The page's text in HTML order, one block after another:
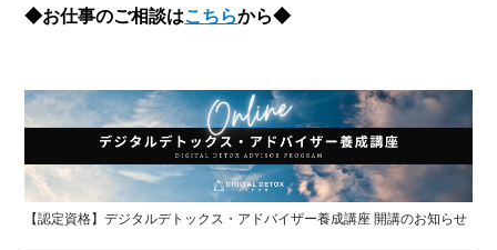
◆お仕事のご相談はこちらから◆
【認定資格】デジタルデトックス・アドバイザー養成講座 開講のお知らせ